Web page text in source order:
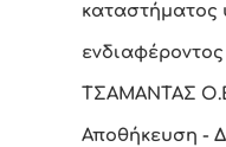
καταστήματος
ενδιαφέροντος
ΤΣΑΜΑΝΤΑΣ
Αποθήκευση -